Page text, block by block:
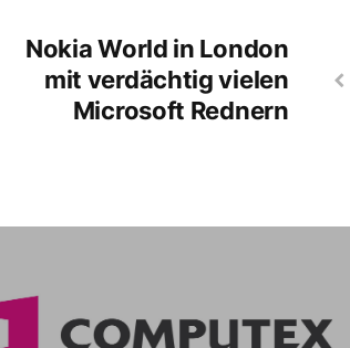
Nokia World in London
mit verdächtig vielen
Microsoft Rednern